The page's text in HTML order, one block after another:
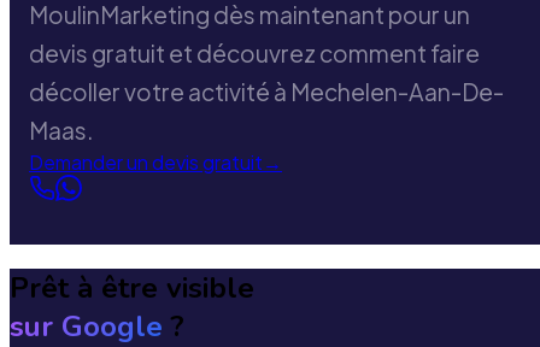
MoulinMarketing dès maintenant pour un
devis gratuit et découvrez comment faire
décoller votre activité à Mechelen-Aan-De-
Maas.
Demander un devis gratuit→
Prêt à être visible
sur Google ?